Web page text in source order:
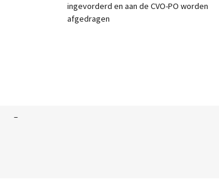
ingevorderd en aan de CVO-PO worden
afgedragen
–